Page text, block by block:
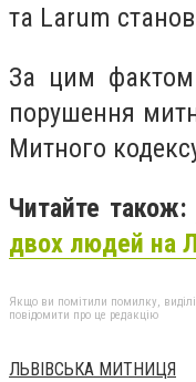
та Larum
За цим фактом
порушення
Митного
Читайте також:
двох людей на
Якщо ви помітили помилку,
повідомити про це редакцію
ЛЬВІВСЬКА МИТНИЦЯ